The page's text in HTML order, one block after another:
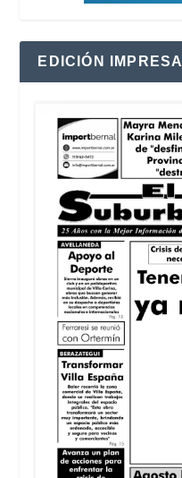
EDICIÓN IMPRESA